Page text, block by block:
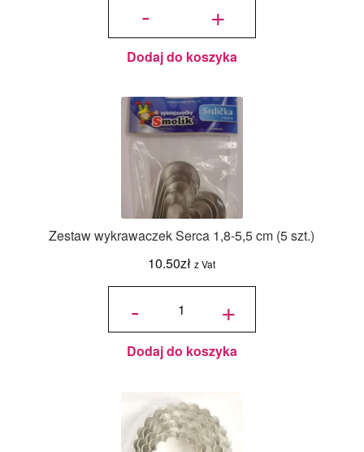
-
szt. +
Dodaj do koszyka
Zestaw wykrawaczek Serca 1,8-5,5 cm (5 szt.)
10.50zł z Vat
-
ilość Zestaw
Serca 1,8-5,5
cm (5 szt.) +
Dodaj do koszyka